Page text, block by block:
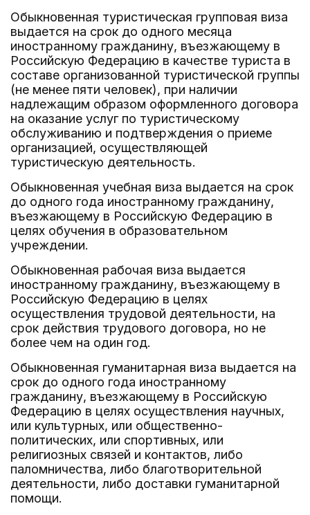
Обыкновенная туристическая групповая виза
выдается на срок до одного месяца
иностранному гражданину, въезжающему в
Российскую Федерацию в качестве туриста в
составе организованной туристической группы
(не менее пяти человек), при наличии
надлежащим образом оформленного договора
на оказание услуг по туристическому
обслуживанию и подтверждения о приеме
организацией, осуществляющей
туристическую деятельность.
Обыкновенная учебная виза выдается на срок
до одного года иностранному гражданину,
въезжающему в Российскую Федерацию в
целях обучения в образовательном
учреждении.
Обыкновенная рабочая виза выдается
иностранному гражданину, въезжающему в
Российскую Федерацию в целях
осуществления трудовой деятельности, на
срок действия трудового договора, но не
более чем на один год.
Обыкновенная гуманитарная виза выдается на
срок до одного года иностранному
гражданину, въезжающему в Российскую
Федерацию в целях осуществления научных,
или культурных, или общественно-
политических, или спортивных, или
религиозных связей и контактов, либо
паломничества, либо благотворительной
деятельности, либо доставки гуманитарной
помощи.